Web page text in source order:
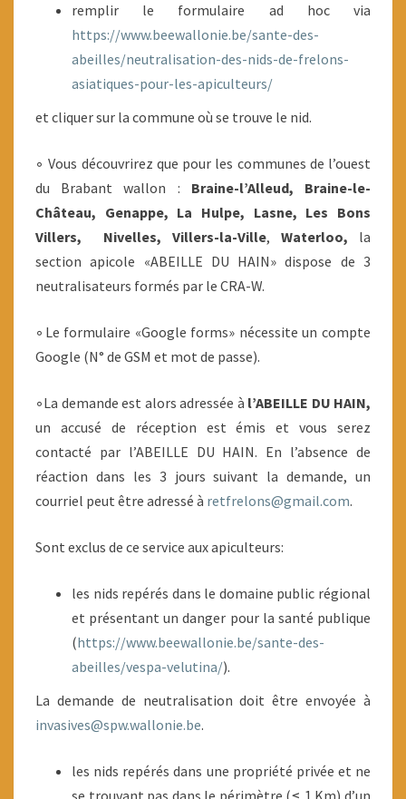
remplir le formulaire ad hoc via
https://www.beewallonie.be/sante-des-
abeilles/neutralisation-des-nids-de-frelons-
asiatiques-pour-les-apiculteurs/
et cliquer sur la commune où se trouve le nid.
◦ Vous découvrirez que pour les communes de l’ouest
du Brabant wallon : Braine-l’Alleud, Braine-le-
Château, Genappe, La Hulpe, Lasne, Les Bons
Villers, Nivelles, Villers-la-Ville, Waterloo, la
section apicole «ABEILLE DU HAIN» dispose de 3
neutralisateurs formés par le CRA-W.
◦Le formulaire «Google forms» nécessite un compte
Google (N° de GSM et mot de passe).
◦La demande est alors adressée à l’ABEILLE DU HAIN,
un accusé de réception est émis et vous serez
contacté par l’ABEILLE DU HAIN. En l’absence de
réaction dans les 3 jours suivant la demande, un
courriel peut être adressé à retfrelons@gmail.com.
Sont exclus de ce service aux apiculteurs:
les nids repérés dans le domaine public régional
et présentant un danger pour la santé publique
(https://www.beewallonie.be/sante-des-
abeilles/vespa-velutina/).
La demande de neutralisation doit être envoyée à
invasives@spw.wallonie.be.
les nids repérés dans une propriété privée et ne
se trouvant pas dans le périmètre (≤ 1 Km) d’un